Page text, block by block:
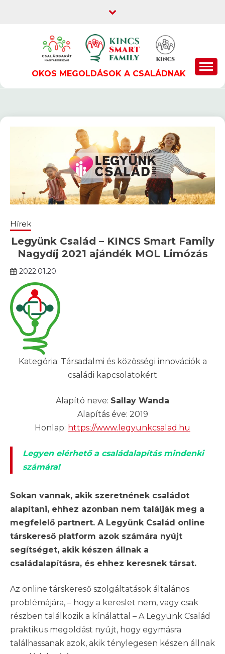
OKOS MEGOLDÁSOK A CSALÁDNAK
Hírek
Legyünk Család – KINCS Smart Family
Nagydíj 2021 ajándék MOL Limózás
2022.01.20.
Kategória: Társadalmi és közösségi innovációk a
családi kapcsolatokért
Alapító neve: Sallay Wanda
Alapítás éve: 2019
Honlap: https://www.legyunkcsalad.hu
Legyen elérhető a családalapítás mindenki
számára!
Sokan vannak, akik szeretnének családot
alapítani, ehhez azonban nem találják meg a
megfelelő partnert. A Legyünk Család online
társkereső platform azok számára nyújt
segítséget, akik készen állnak a
családalapításra, és ehhez keresnek társat.
Az online társkereső szolgáltatások általános
problémájára, – hogy a kereslet nem, vagy csak
részben találkozik a kínálattal – A Legyünk Család
praktikus megoldást nyújt, hogy egymásra
találhassanak azok, akik ténylegesen készen állnak